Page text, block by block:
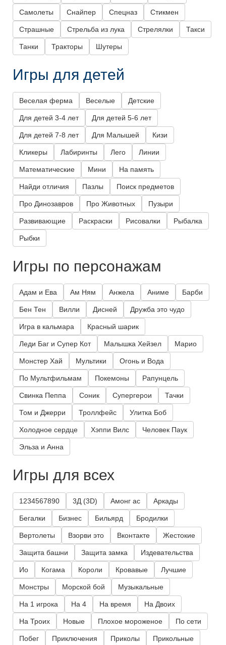
Самолеты Снайпер Спецназ Стикмен
Страшные Стрельба из лука Стрелялки Такси
Танки Тракторы Шутеры
Игры для детей
Веселая ферма Веселые Детские
Для детей 3-4 лет Для детей 5-6 лет
Для детей 7-8 лет Для Малышей Кизи
Кликеры Лабиринты Лего Линии
Математические Мини На память
Найди отличия Пазлы Поиск предметов
Про Динозавров Про Животных Пузыри
Развивающие Раскраски Рисовалки Рыбалка
Рыбки
Игры по персонажам
Адам и Ева Ам Ням Анжела Аниме Барби
Бен Тен Вилли Дисней Дружба это чудо
Игра в кальмара Красный шарик
Леди Баг и Супер Кот Малышка Хейзел Марио
Монстер Хай Мультики Огонь и Вода
По Мультфильмам Покемоны Рапунцель
Свинка Пеппа Соник Супергерои Тачки
Том и Джерри Троллфейс Улитка Боб
Холодное сердце Хэппи Вилс Человек Паук
Эльза и Анна
Игры для всех
1234567890 3Д (3D) Амонг ас Аркады
Бегалки Бизнес Бильярд Бродилки
Вертолеты Взорви это Вконтакте Жестокие
Защита башни Защита замка Издевательства
Ио Когама Короли Кровавые Лучшие
Монстры Морской бой Музыкальные
На 1 игрока На 4 На время На Двоих
На Троих Новые Плохое мороженое По сети
Побег Приключения Приколы Прикольные